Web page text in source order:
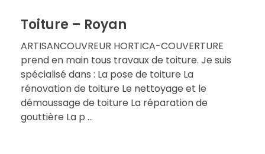
Toiture – Royan
ARTISANCOUVREUR HORTICA-COUVERTURE
prend en main tous travaux de toiture. Je suis
spécialisé dans : La pose de toiture La
rénovation de toiture Le nettoyage et le
démoussage de toiture La réparation de
gouttière La p ...